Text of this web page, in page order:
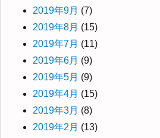
2019年9月 (7)
2019年8月 (15)
2019年7月 (11)
2019年6月 (9)
2019年5月 (9)
2019年4月 (15)
2019年3月 (8)
2019年2月 (13)